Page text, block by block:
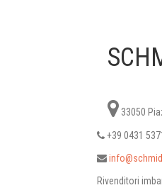
33050
+39 0431
Rivenditori